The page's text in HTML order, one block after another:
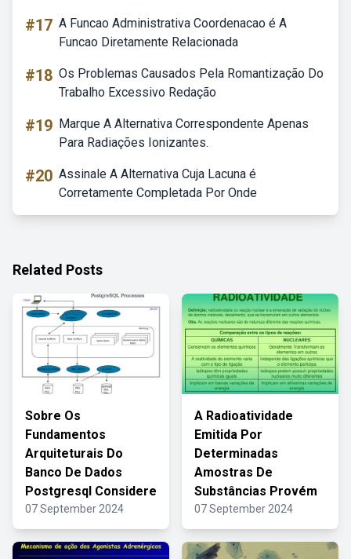
#17 A Funcao Administrativa Coordenacao é A
Funcao Diretamente Relacionada
#18 Os Problemas Causados Pela Romantização Do
Trabalho Excessivo Redação
#19 Marque A Alternativa Correspondente Apenas
Para Radiações Ionizantes.
#20 Assinale A Alternativa Cuja Lacuna é
Corretamente Completada Por Onde
Related Posts
Sobre Os
Fundamentos
Arquiteturais Do
Banco De Dados
Postgresql Considere
07 September 2024
A Radioatividade
Emitida Por
Determinadas
Amostras De
Substâncias Provém
07 September 2024